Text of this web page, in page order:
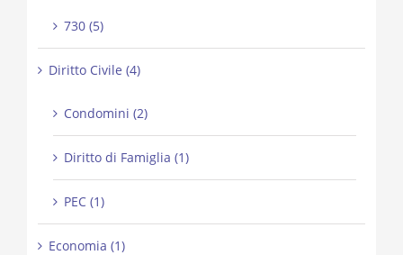
730 (5)
Diritto Civile (4)
Condomini (2)
Diritto di Famiglia (1)
PEC (1)
Economia (1)